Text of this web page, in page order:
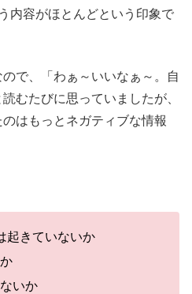
内容がほとんどという印象で
で、「わぁ～いいなぁ～。自
むたびに思っていましたが、
はもっとネガティブな情報
起きていないか
いか